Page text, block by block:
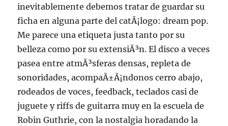
inevitablemente debemos tratar de guardar su
ficha en alguna parte del catÃ¡logo: dream pop.
Me parece una etiqueta justa tanto por su
belleza como por su extensiÃ³n. El disco a veces
pasea entre atmÃ³sferas densas, repleta de
sonoridades, acompaÃ±Ã¡ndonos cerro abajo,
rodeados de voces, feedback, teclados casi de
juguete y riffs de guitarra muy en la escuela de
Robin Guthrie, con la nostalgia horadando la